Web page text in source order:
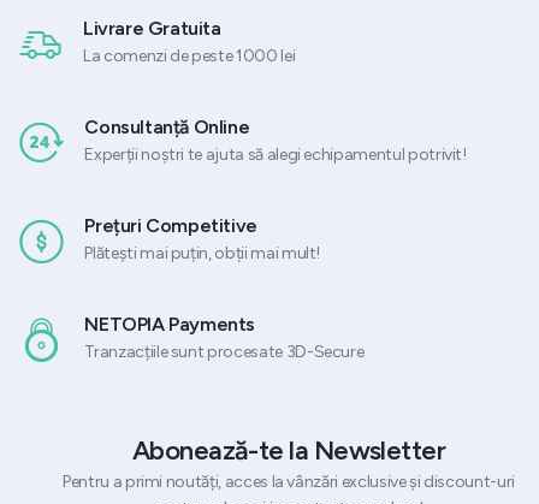
Livrare Gratuita
La comenzi de peste 1000 lei
Consultanță Online
Experții noștri te ajuta să alegi echipamentul potrivit!
Prețuri Competitive
Plătești mai puțin, obții mai mult!
NETOPIA Payments
Tranzacțiile sunt procesate 3D-Secure
Abonează-te la Newsletter
Pentru a primi noutăți, acces la vânzări exclusive și discount-uri